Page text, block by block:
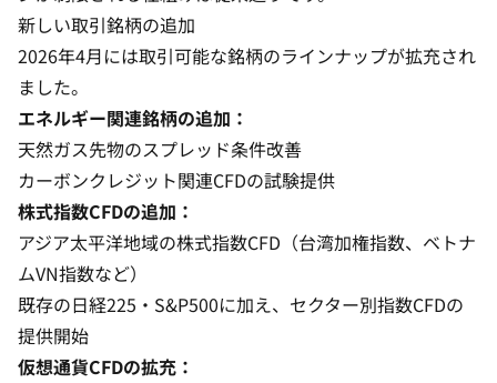
新しい取引銘柄の追加
2026年4月には取引可能な銘柄のラインナップが拡充され
ました。
エネルギー関連銘柄の追加：
天然ガス先物のスプレッド条件改善
カーボンクレジット関連CFDの試験提供
株式指数CFDの追加：
アジア太平洋地域の株式指数CFD（台湾加権指数、ベトナ
ムVN指数など）
既存の日経225・S&P500に加え、セクター別指数CFDの
提供開始
仮想通貨CFDの拡充：